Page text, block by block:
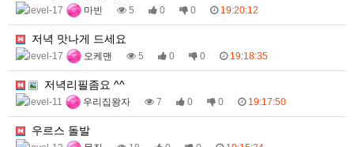
마빈 5 0 0 19:20:12
저녁 맛나게 드세요
오케맨 5 0 0 19:18:35
저녁리필좀요 ^^
우리집왕자 7 0 0 19:17:50
우르스 돌발